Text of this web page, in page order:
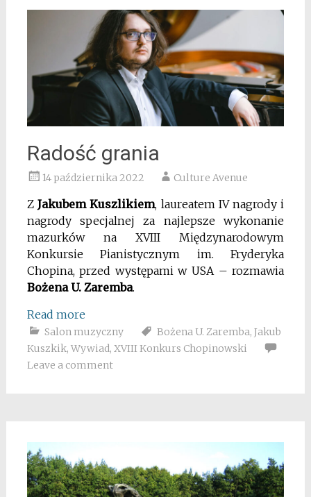
Radość grania
14 października 2022 Culture Avenue
ZJakubem Kuszlikiem, laureatem IV nagrody i
nagrody specjalnej za najlepsze wykonanie
mazurków na XVIII Międzynarodowym
Konkursie Pianistycznym im. Fryderyka
Chopina, przed występami w USA – rozmawia
Bożena U. Zaremba.
Read more
Salon muzyczny Bożena U. Zaremba, Jakub
Kuszkik, Wywiad, XVIII Konkurs Chopinowski
Leave a comment